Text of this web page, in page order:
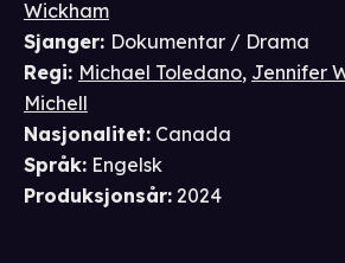
Wickham
Sjanger: Dokumentar / Drama
Regi: Michael Toledano, Jennifer
Michell
Nasjonalitet: Canada
Språk: Engelsk
Produksjonsår: 2024